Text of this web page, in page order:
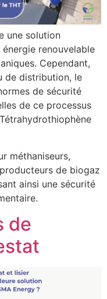
une solution
renouvelable
Cependant,
de distribution, le
de sécurité
de ce processus
méthaniseurs,
de biogaz
ainsi une sécurité
de